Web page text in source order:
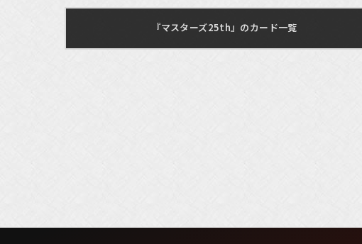
『マスターズ25th』のカード一覧